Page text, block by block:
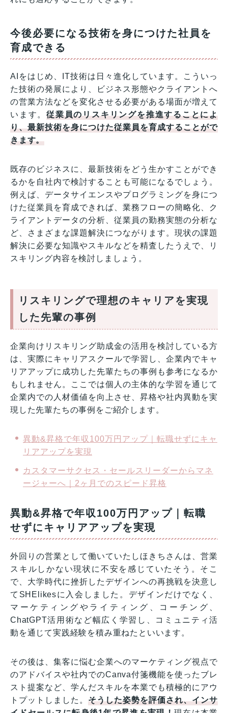
今後必要になる技術を身につけた社員を
育成できる
AIをはじめ、IT技術は日々進化しています。こういっ
た技術の発展により、ビジネス形態やクライアントへ
の営業方法などを変化させる必要がある場面が増えて
います。従業員のリスキリングを推進することによ
り、最新技術を身につけた従業員を育成することがで
きます。
既存のビジネスに、最新技術をどう生かすことができ
るかを自社内で検討することも可能になるでしょう。
例えば、データサイエンスやプログラミングを身につ
けた従業員を育成できれば、業務フローの簡略化、ク
ライアントデータの分析、従業員の勤務実態の分析な
ど、さまざまな課題解決につながります。現状の課題
解決に必要な知識やスキルなどを精査したうえで、リ
スキリング内容を検討しましょう。
リスキリングで理想のキャリアを実現
した先輩の事例
企業向けリスキリング助成金の活用を検討している方
は、実際にキャリアスクールで学習し、企業内でキャ
リアアップに成功した先輩たちの事例も参考になるか
もしれません。ここでは個人の主体的な学習を通じて
企業内での人材価値を向上させ、昇格や社内異動を実
現した先輩たちの事例をご紹介します。
異動&昇格で年収100万円アップ｜転職せずにキャ
リアアップを実現
カスタマーサクセス・セールスリーダーからマネ
ージャーへ｜2ヶ月でのスピード昇格
異動&昇格で年収100万円アップ｜転職
せずにキャリアアップを実現
外回りの営業として働いていたしほきちさんは、営業
スキルしかない現状に不安を感じていたそう。そこ
で、大学時代に挫折したデザインへの再挑戦を決意し
てSHElikesに入会しました。デザインだけでなく、
マーケティングやライティング、コーチング、
ChatGPT活用術など幅広く学習し、コミュニティ活
動を通じて実践経験を積み重ねたといいます。
その後は、集客に悩む企業へのマーケティング視点で
のアドバイスや社内でのCanva付箋機能を使ったブレ
スト提案など、学んだスキルを本業でも積極的にアウ
トプットしました。そうした姿勢を評価され、インサ